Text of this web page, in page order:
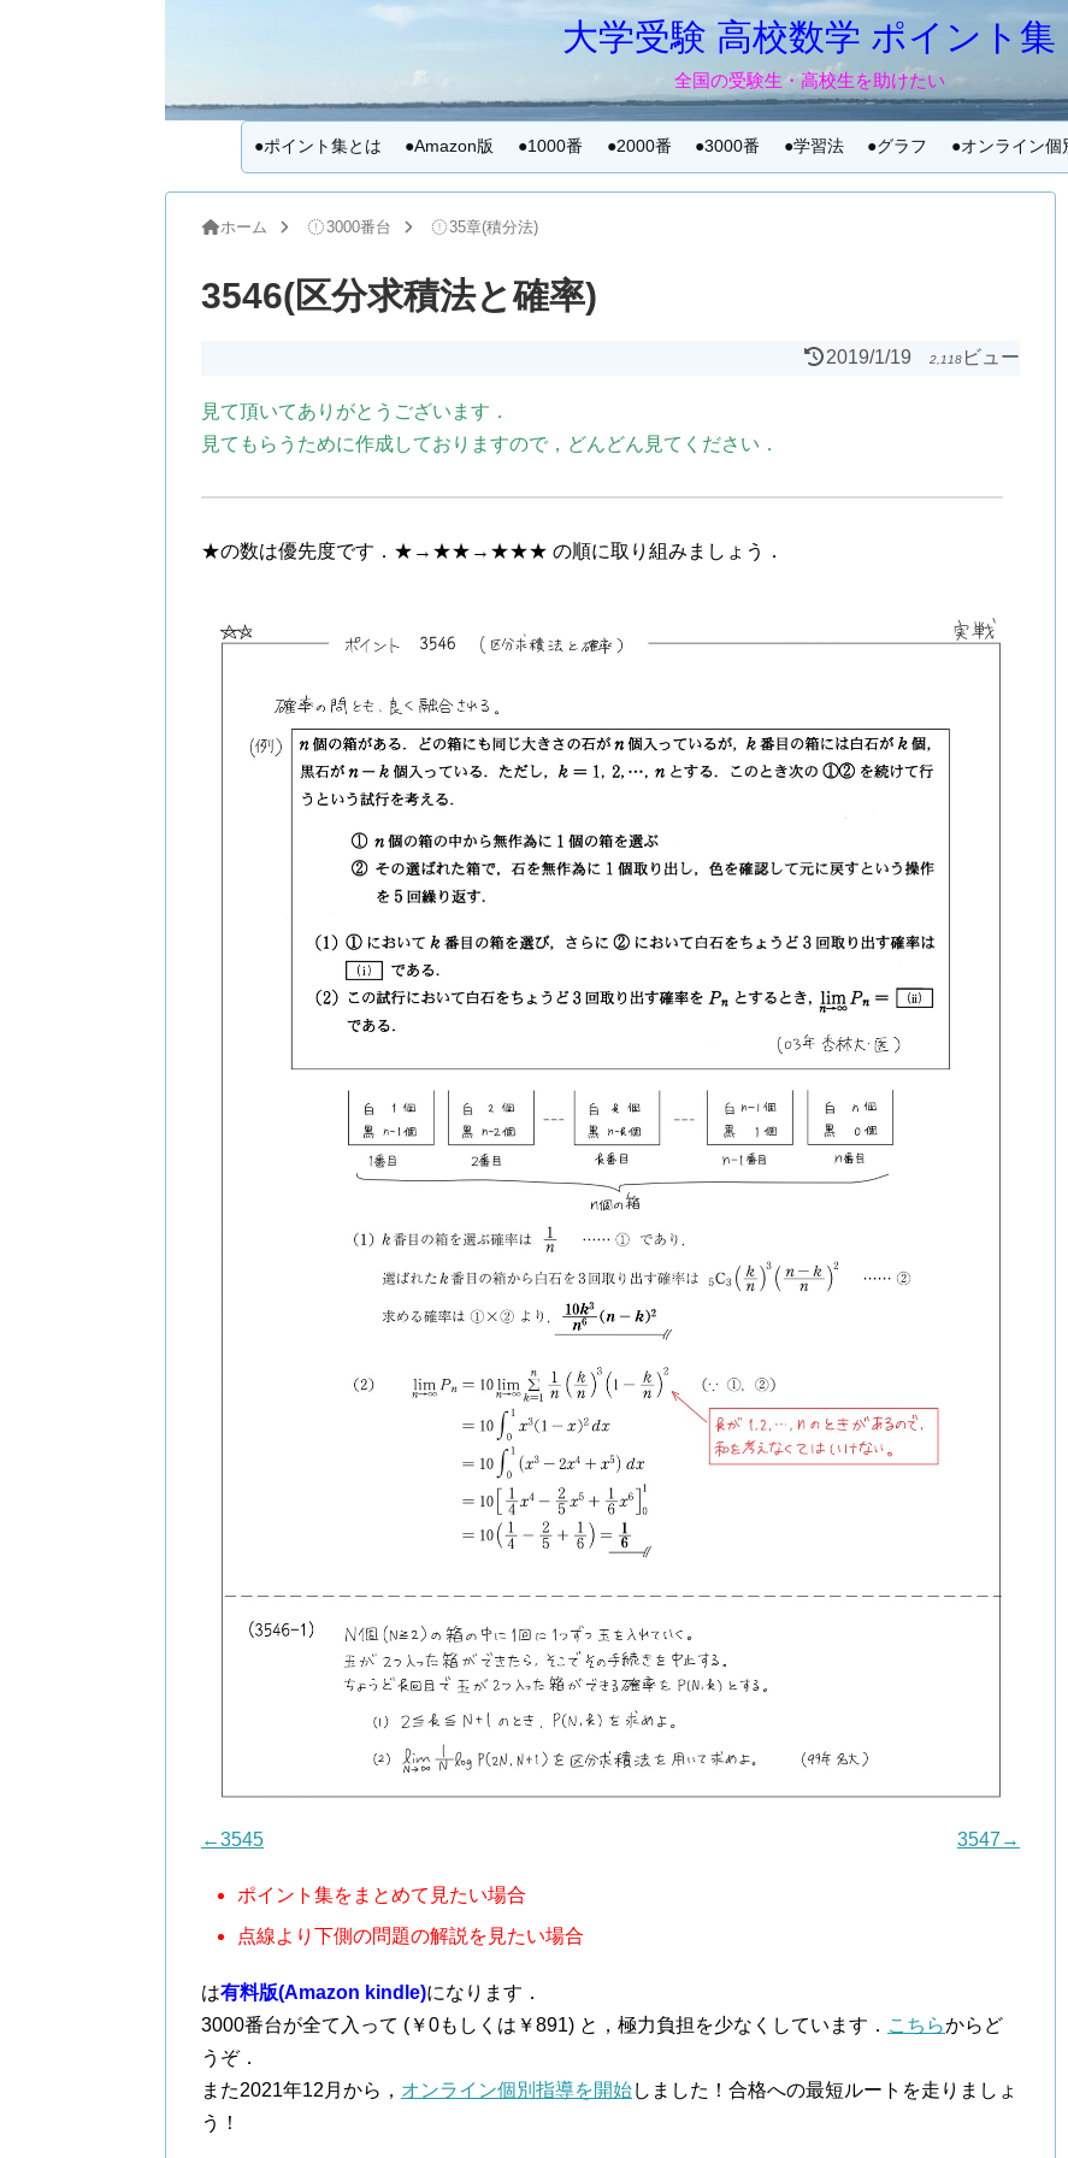
大学受験 高校数学 ポイント集
全国の受験生・高校生を助けたい
●ポイント集とは ●Amazon版 ●1000番 ●2000番 ●3000番 ●学習法 ●グラフ ●オンライン個
ホーム 3000番台 35章(積分法)
3546(区分求積法と確率)
2019/1/19 2,118 ビュー
見て頂いてありがとうございます．
見てもらうために作成しておりますので，どんどん見てください．
★の数は優先度です．★→★★→★★★ の順に取り組みましょう．
←3545 3547→
ポイント集をまとめて見たい場合
点線より下側の問題の解説を見たい場合
は有料版(Amazon kindle)になります．
3000番台が全て入って (￥0もしくは￥891) と，極力負担を少なくしています． こちらからど
うぞ．
また2021年12月から， オンライン個別指導を開始しました！合格への最短ルートを走りましょ
う！